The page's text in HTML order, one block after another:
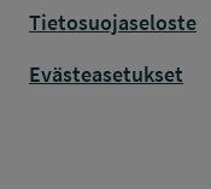
Tietosuojaseloste
Evästeasetukset